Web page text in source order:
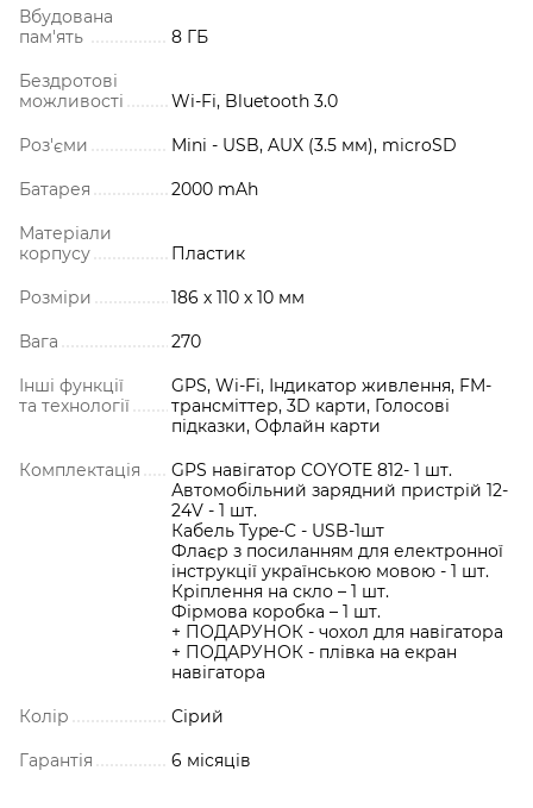
Вбудована
пам'ять
8 ГБ
Бездротові
можливості
Wi-Fi, Bluetooth 3.0
Роз'єми Mini - USB, AUX (3.5 мм), microSD
Батарея 2000 mAh
Матеріали
корпусу
Пластик
Розміри 186 х 110 х 10 мм
Вага 270
Інші функції
та технології
GPS, Wi-Fi, Індикатор живлення, FM-
трансміттер, 3D карти, Голосові
підказки, Офлайн карти
Комплектація
GPS навігатор COYOTE 812- 1 шт.
Автомобільний зарядний пристрій 12-
24V - 1 шт.
Кабель Type-C - USB-1шт
Флаєр з посиланням для електронної
інструкції українською мовою - 1 шт.
Кріплення на скло – 1 шт.
Фірмова коробка – 1 шт.
+ ПОДАРУНОК - чохол для навігатора
+ ПОДАРУНОК - плівка на екран
навігатора
Колір Сірий
Гарантія 6 місяців